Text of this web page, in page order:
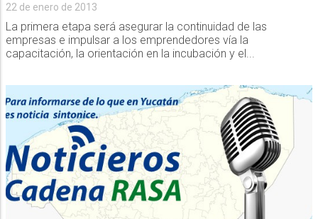
22 de enero de 2013
La primera etapa será asegurar la continuidad de las
empresas e impulsar a los emprendedores vía la
capacitación, la orientación en la incubación y el...